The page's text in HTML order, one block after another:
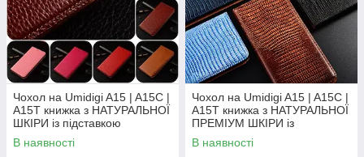
Чохол на Umidigi A15 | A15C |
A15T книжка з НАТУРАЛЬНОЇ
ШКІРИ із підставкою
візитницею протиударний
магнітний "BULL"
В наявності
Чохол на Umidigi A15 | A15C |
A15T книжка з НАТУРАЛЬНОЇ
ПРЕМІУМ ШКІРИ із
підставкою протиударний
магнітний "VARAN"
В наявності